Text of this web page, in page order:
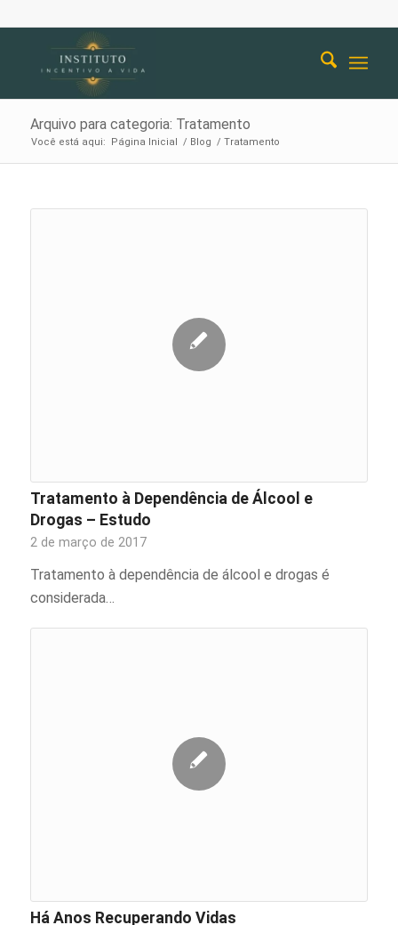
Arquivo para categoria: Tratamento
Você está aqui: Página Inicial / Blog / Tratamento
Tratamento à Dependência de Álcool e
Drogas – Estudo
2 de março de 2017
Tratamento à dependência de álcool e drogas é
considerada…
Há Anos Recuperando Vidas